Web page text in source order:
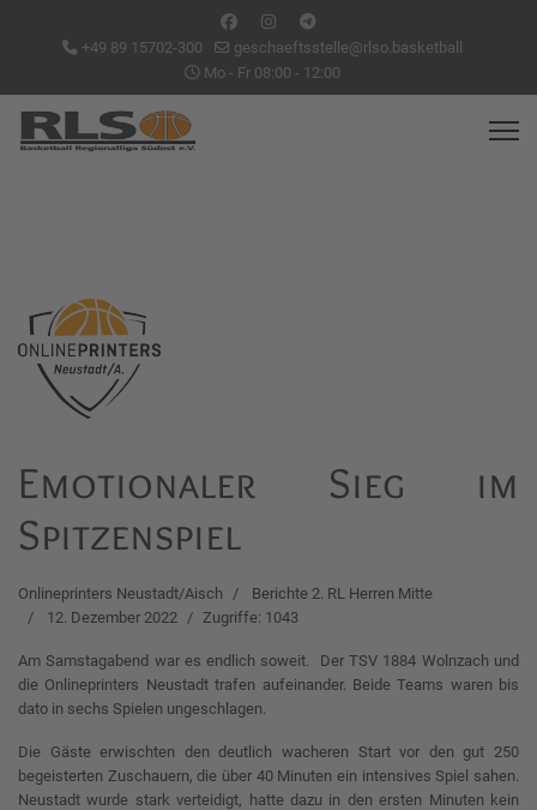
+49 89 15702-300
geschaeftsstelle@rlso.basketball
Mo - Fr 08:00 - 12:00
Emotionaler Sieg im
Spitzenspiel
Onlineprinters Neustadt/Aisch
Berichte 2. RL Herren Mitte
12. Dezember 2022
Zugriffe: 1043
Am Samstagabend war es endlich soweit.
Der TSV 1884 Wolnzach und
die Onlineprinters Neustadt trafen aufeinander. Beide Teams waren bis
dato in sechs Spielen ungeschlagen.
Die Gäste erwischten den deutlich wacheren Start vor den gut 250
begeisterten Zuschauern, die über 40 Minuten ein intensives Spiel sahen.
Neustadt wurde stark verteidigt, hatte dazu in den ersten Minuten kein